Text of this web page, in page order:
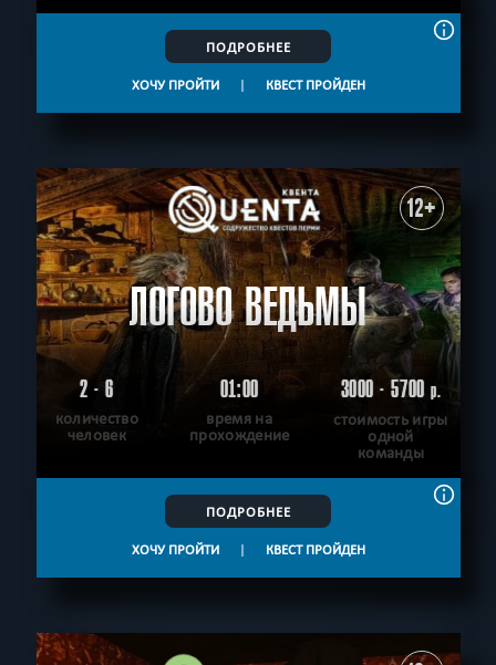
ПОДРОБНЕЕ
ХОЧУ ПРОЙТИ | КВЕСТ ПРОЙДЕН
12+
ЛОГОВО ВЕДЬМЫ
2 - 6
количество
человек
01:00
время на
прохождение
3000 - 5700р.
стоимость игры
одной
команды
ПОДРОБНЕЕ
ХОЧУ ПРОЙТИ | КВЕСТ ПРОЙДЕН